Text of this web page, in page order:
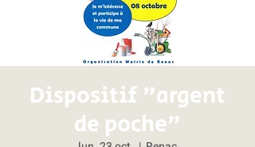
Dispositif "argent
de poche"